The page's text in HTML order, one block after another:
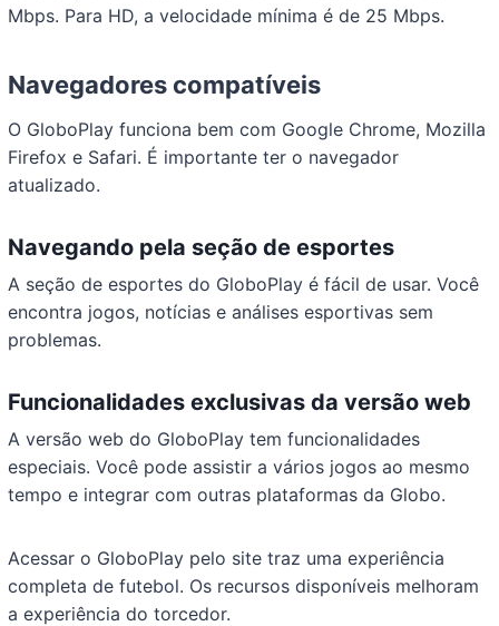
Mbps. Para HD, a velocidade mínima é de 25 Mbps.
Navegadores compatíveis
O GloboPlay funciona bem com Google Chrome, Mozilla
Firefox e Safari. É importante ter o navegador
atualizado.
Navegando pela seção de esportes
A seção de esportes do GloboPlay é fácil de usar. Você
encontra jogos, notícias e análises esportivas sem
problemas.
Funcionalidades exclusivas da versão web
A versão web do GloboPlay tem funcionalidades
especiais. Você pode assistir a vários jogos ao mesmo
tempo e integrar com outras plataformas da Globo.
Acessar o GloboPlay pelo site traz uma experiência
completa de futebol. Os recursos disponíveis melhoram
a experiência do torcedor.